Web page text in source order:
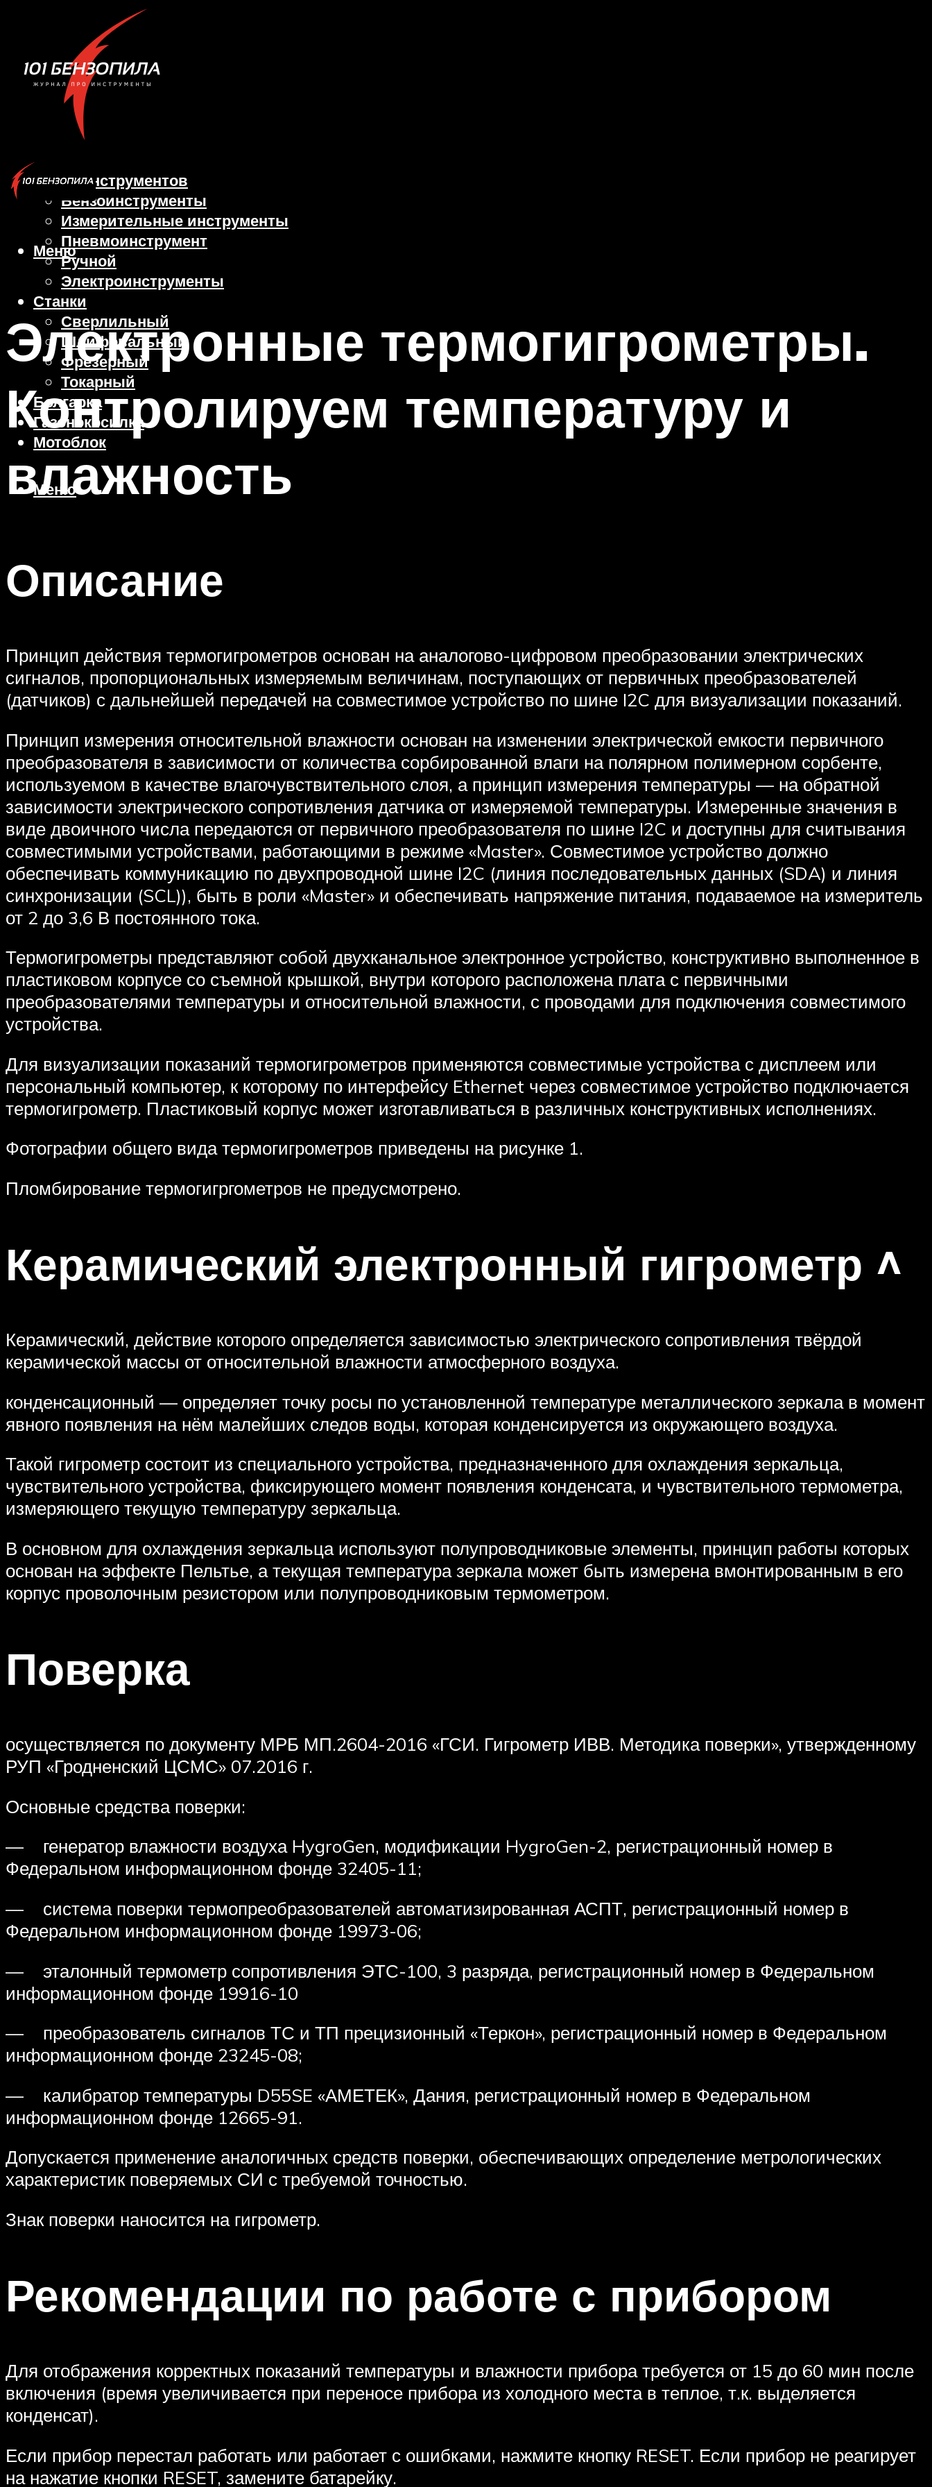
Виды инструментов
Бензоинструменты
Измерительные инструменты
Пневмоинструмент
Ручной
Электроинструменты
Станки
Сверлильный
Шлифовальный
Фрезерный
Токарный
Болгарка
Газонокосилка
Мотоблок
Меню
Меню
Электронные термогигрометры.
Контролируем температуру и
влажность
Описание
Принцип действия термогигрометров основан на аналогово-цифровом преобразовании электрических
сигналов, пропорциональных измеряемым величинам, поступающих от первичных преобразователей
(датчиков) с дальнейшей передачей на совместимое устройство по шине I2C для визуализации показаний.
Принцип измерения относительной влажности основан на изменении электрической емкости первичного
преобразователя в зависимости от количества сорбированной влаги на полярном полимерном сорбенте,
используемом в качестве влагочувствительного слоя, а принцип измерения температуры — на обратной
зависимости электрического сопротивления датчика от измеряемой температуры. Измеренные значения в
виде двоичного числа передаются от первичного преобразователя по шине I2C и доступны для считывания
совместимыми устройствами, работающими в режиме «Master». Совместимое устройство должно
обеспечивать коммуникацию по двухпроводной шине I2C (линия последовательных данных (SDA) и линия
синхронизации (SCL)), быть в роли «Master» и обеспечивать напряжение питания, подаваемое на измеритель
от 2 до 3,6 В постоянного тока.
Термогигрометры представляют собой двухканальное электронное устройство, конструктивно выполненное в
пластиковом корпусе со съемной крышкой, внутри которого расположена плата с первичными
преобразователями температуры и относительной влажности, с проводами для подключения совместимого
устройства.
Для визуализации показаний термогигрометров применяются совместимые устройства с дисплеем или
персональный компьютер, к которому по интерфейсу Ethernet через совместимое устройство подключается
термогигрометр. Пластиковый корпус может изготавливаться в различных конструктивных исполнениях.
Фотографии общего вида термогигрометров приведены на рисунке 1.
Пломбирование термогигргометров не предусмотрено.
Керамический электронный гигрометр ^
Керамический, действие которого определяется зависимостью электрического сопротивления твёрдой
керамической массы от относительной влажности атмосферного воздуха.
конденсационный — определяет точку росы по установленной температуре металлического зеркала в момент
явного появления на нём малейших следов воды, которая конденсируется из окружающего воздуха.
Такой гигрометр состоит из специального устройства, предназначенного для охлаждения зеркальца,
чувствительного устройства, фиксирующего момент появления конденсата, и чувствительного термометра,
измеряющего текущую температуру зеркальца.
В основном для охлаждения зеркальца используют полупроводниковые элементы, принцип работы которых
основан на эффекте Пельтье, а текущая температура зеркала может быть измерена вмонтированным в его
корпус проволочным резистором или полупроводниковым термометром.
Поверка
осуществляется по документу МРБ МП.2604-2016 «ГСИ. Гигрометр ИВВ. Методика поверки», утвержденному
РУП «Гродненский ЦСМС» 07.2016 г.
Основные средства поверки:
— генератор влажности воздуха HygroGen, модификации HygroGen-2, регистрационный номер в
Федеральном информационном фонде 32405-11;
— система поверки термопреобразователей автоматизированная АСПТ, регистрационный номер в
Федеральном информационном фонде 19973-06;
— эталонный термометр сопротивления ЭТС-100, 3 разряда, регистрационный номер в Федеральном
информационном фонде 19916-10
— преобразователь сигналов ТС и ТП прецизионный «Теркон», регистрационный номер в Федеральном
информационном фонде 23245-08;
— калибратор температуры D55SE «АМЕТЕК», Дания, регистрационный номер в Федеральном
информационном фонде 12665-91.
Допускается применение аналогичных средств поверки, обеспечивающих определение метрологических
характеристик поверяемых СИ с требуемой точностью.
Знак поверки наносится на гигрометр.
Рекомендации по работе с прибором
Для отображения корректных показаний температуры и влажности прибора требуется от 15 до 60 мин после
включения (время увеличивается при переносе прибора из холодного места в теплое, т.к. выделяется
конденсат).
Если прибор перестал работать или работает с ошибками, нажмите кнопку RESET. Если прибор не реагирует
на нажатие кнопки RESET, замените батарейку.